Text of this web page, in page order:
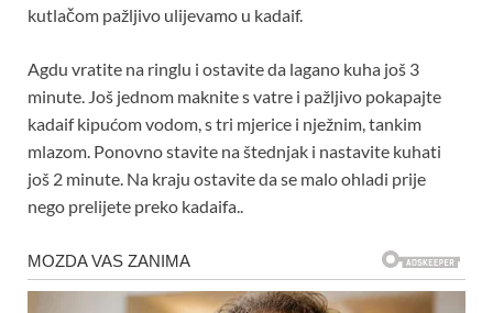
kutlačom pažljivo ulijevamo u kadaif.
Agdu vratite na ringlu i ostavite da lagano kuha još 3
minute. Još jednom maknite s vatre i pažljivo pokapajte
kadaif kipućom vodom, s tri mjerice i nježnim, tankim
mlazom. Ponovno stavite na štednjak i nastavite kuhati
još 2 minute. Na kraju ostavite da se malo ohladi prije
nego prelijete preko kadaifa..